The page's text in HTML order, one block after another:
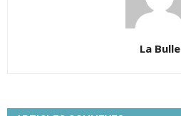
La Bulle